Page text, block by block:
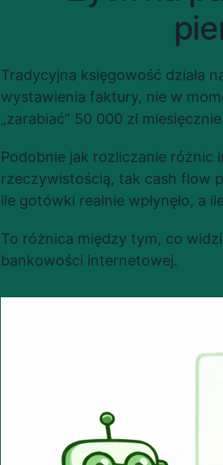
Tradycyjna księgowość działa
wystawienia faktury, nie w
„zarabiać” 50 000 zł
Podobnie jak rozliczanie
rzeczywistością, tak cash flow
ile gotówki realnie wpłynęło, a
To różnica między tym, co
bankowości internetowej.